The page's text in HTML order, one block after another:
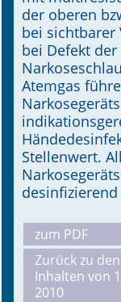
der oberen
bei sichtbarer
bei Defekt der
Atemgas
Stellenwert.
zum PDF
Zurück zu den
Inhalten von
2010